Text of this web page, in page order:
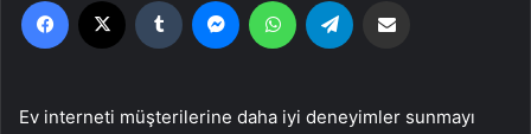
Ev interneti müşterilerine daha iyi deneyimler sunmayı